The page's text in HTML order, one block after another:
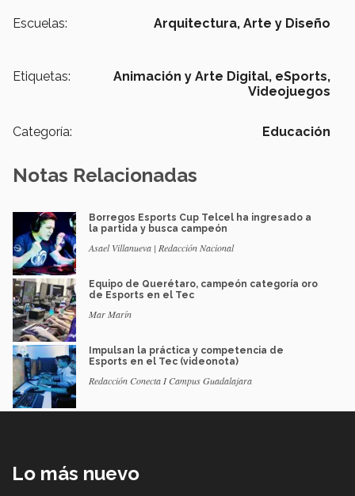
Escuelas: Arquitectura, Arte y Diseño
Etiquetas: Animación y Arte Digital, eSports,
Videojuegos
Categoría: Educación
Notas Relacionadas
Borregos Esports Cup Telcel ha ingresado a
la partida y busca campeón
Asael Villanueva | Redacción Nacional
Equipo de Querétaro, campeón categoría oro
de Esports en el Tec
Mar Marín
Impulsan la práctica y competencia de
Esports en el Tec (videonota)
Redacción Conecta I Campus Guadalajara
Lo más nuevo